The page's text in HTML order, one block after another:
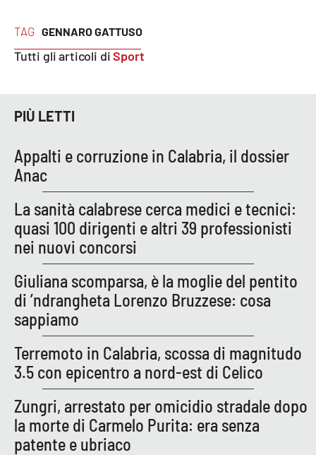
Lacplay.it
Laconair.it
Lacitymag.it
Lacapitalenews.it
Ilreggino.it
Cosenzachannel.it
Ilvibonese.it
Catanzarochannel.it
APP
Android
TAG GENNARO GATTUSO
Tutti gli articoli diSport
PIÙ LETTI
Appalti e corruzione in Calabria, il dossier
Anac
La sanità calabrese cerca medici e tecnici:
quasi 100 dirigenti e altri 39 professionisti
nei nuovi concorsi
Giuliana scomparsa, è la moglie del pentito
di ’ndrangheta Lorenzo Bruzzese: cosa
sappiamo
Terremoto in Calabria, scossa di magnitudo
3.5 con epicentro a nord-est di Celico
Zungri, arrestato per omicidio stradale dopo
la morte di Carmelo Purita: era senza
patente e ubriaco